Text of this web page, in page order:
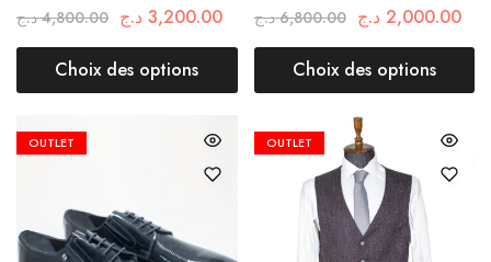
4,800.00 د.ج 3,200.00 د.ج
Choix des options
6,800.00 د.ج 2,000.00 د.ج
Choix des options
OUTLET OUTLET